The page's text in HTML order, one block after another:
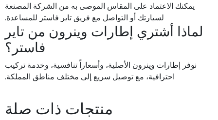
يمكنك الاعتماد على المقاس الموصى به من الشركة المصنعة
لسيارتك أو التواصل مع فريق تاير فاستر للمساعدة.
لماذا أشتري إطارات وينرون من تاير
فاستر؟
نوفر إطارات وينرون الأصلية، وأسعاراً تنافسية، وخدمة تركيب
احترافية، مع توصيل سريع إلى مختلف مناطق المملكة.
منتجات ذات صلة